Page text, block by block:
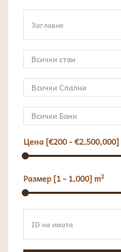
Цена [€200-€2,500,000]
Размер [1-1,000] m2